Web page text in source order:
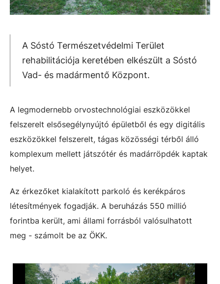
A Sóstó Természetvédelmi Terület
rehabilitációja keretében elkészült a Sóstó
Vad- és madármentő Központ.
A legmodernebb orvostechnológiai eszközökkel
felszerelt elsősegélynyújtó épületből és egy digitális
eszközökkel felszerelt, tágas közösségi térből álló
komplexum mellett játszótér és madárröpdék kaptak
helyet.
Az érkezőket kialakított parkoló és kerékpáros
létesítmények fogadják. A beruházás 550 millió
forintba került, ami állami forrásból valósulhatott
meg - számolt be az ÖKK.